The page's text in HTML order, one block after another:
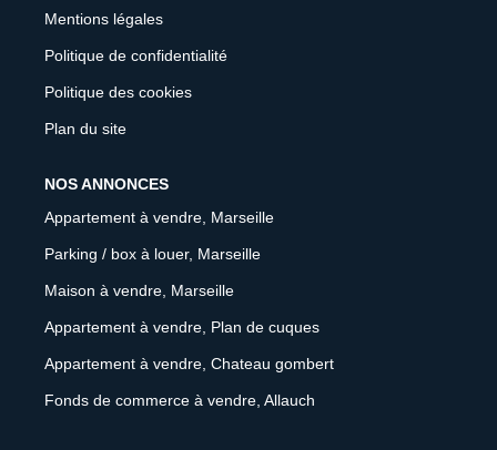
Mentions légales
Politique de confidentialité
Politique des cookies
Plan du site
NOS ANNONCES
Appartement à vendre, Marseille
Parking / box à louer, Marseille
Maison à vendre, Marseille
Appartement à vendre, Plan de cuques
Appartement à vendre, Chateau gombert
Fonds de commerce à vendre, Allauch